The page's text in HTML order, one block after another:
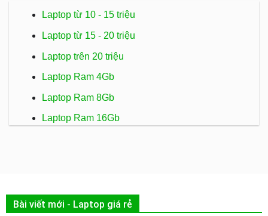
Laptop từ 10 - 15 triệu
Laptop từ 15 - 20 triệu
Laptop trên 20 triệu
Laptop Ram 4Gb
Laptop Ram 8Gb
Laptop Ram 16Gb
Bài viết mới - Laptop giá rẻ